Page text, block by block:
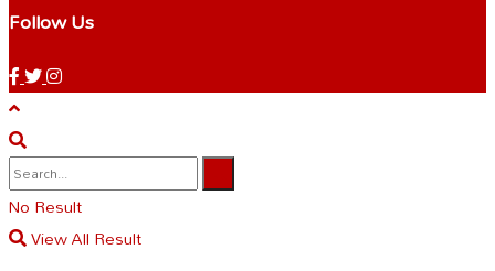
Follow Us
No Result
View All Result